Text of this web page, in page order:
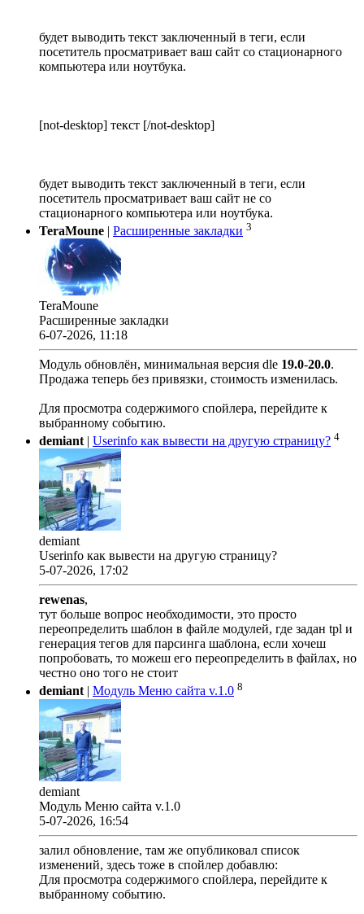
будет выводить текст заключенный в теги, если
посетитель просматривает ваш сайт со стационарного
компьютера или ноутбука.
[not-desktop] текст [/not-desktop]
будет выводить текст заключенный в теги, если
посетитель просматривает ваш сайт не со
стационарного компьютера или ноутбука.
TeraMoune | Расширенные закладки 3
TeraMoune
Расширенные закладки
6-07-2026, 11:18
Модуль обновлён, минимальная версия dle 19.0-20.0.
Продажа теперь без привязки, стоимость изменилась.
Для просмотра содержимого спойлера, перейдите к
выбранному событию.
demiant | Userinfo как вывести на другую страницу? 4
demiant
Userinfo как вывести на другую страницу?
5-07-2026, 17:02
rewenas,
тут больше вопрос необходимости, это просто
переопределить шаблон в файле модулей, где задан tpl и
генерация тегов для парсинга шаблона, если хочеш
попробовать, то можеш его переопределить в файлах, но
честно оно того не стоит
demiant| Модуль Меню сайта v.1.0 8
demiant
Модуль Меню сайта v.1.0
5-07-2026, 16:54
залил обновление, там же опубликовал список
изменений, здесь тоже в спойлер добавлю:
Для просмотра содержимого спойлера, перейдите к
выбранному событию.